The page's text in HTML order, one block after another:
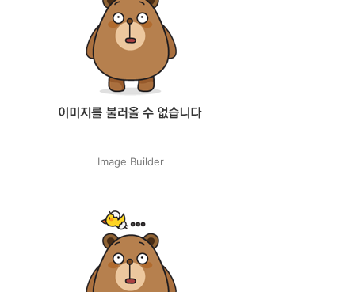
Image Builder